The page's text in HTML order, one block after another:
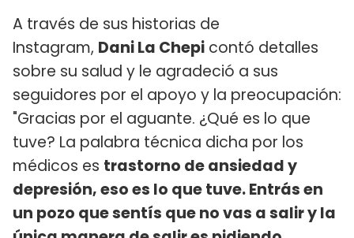
A través de sus historias de
Instagram, Dani La Chepi contó detalles
sobre su salud y le agradeció a sus
seguidores por el apoyo y la preocupación:
"Gracias por el aguante. ¿Qué es lo que
tuve? La palabra técnica dicha por los
médicos es trastorno de ansiedad y
depresión, eso es lo que tuve. Entrás en
un pozo que sentís que no vas a salir y la